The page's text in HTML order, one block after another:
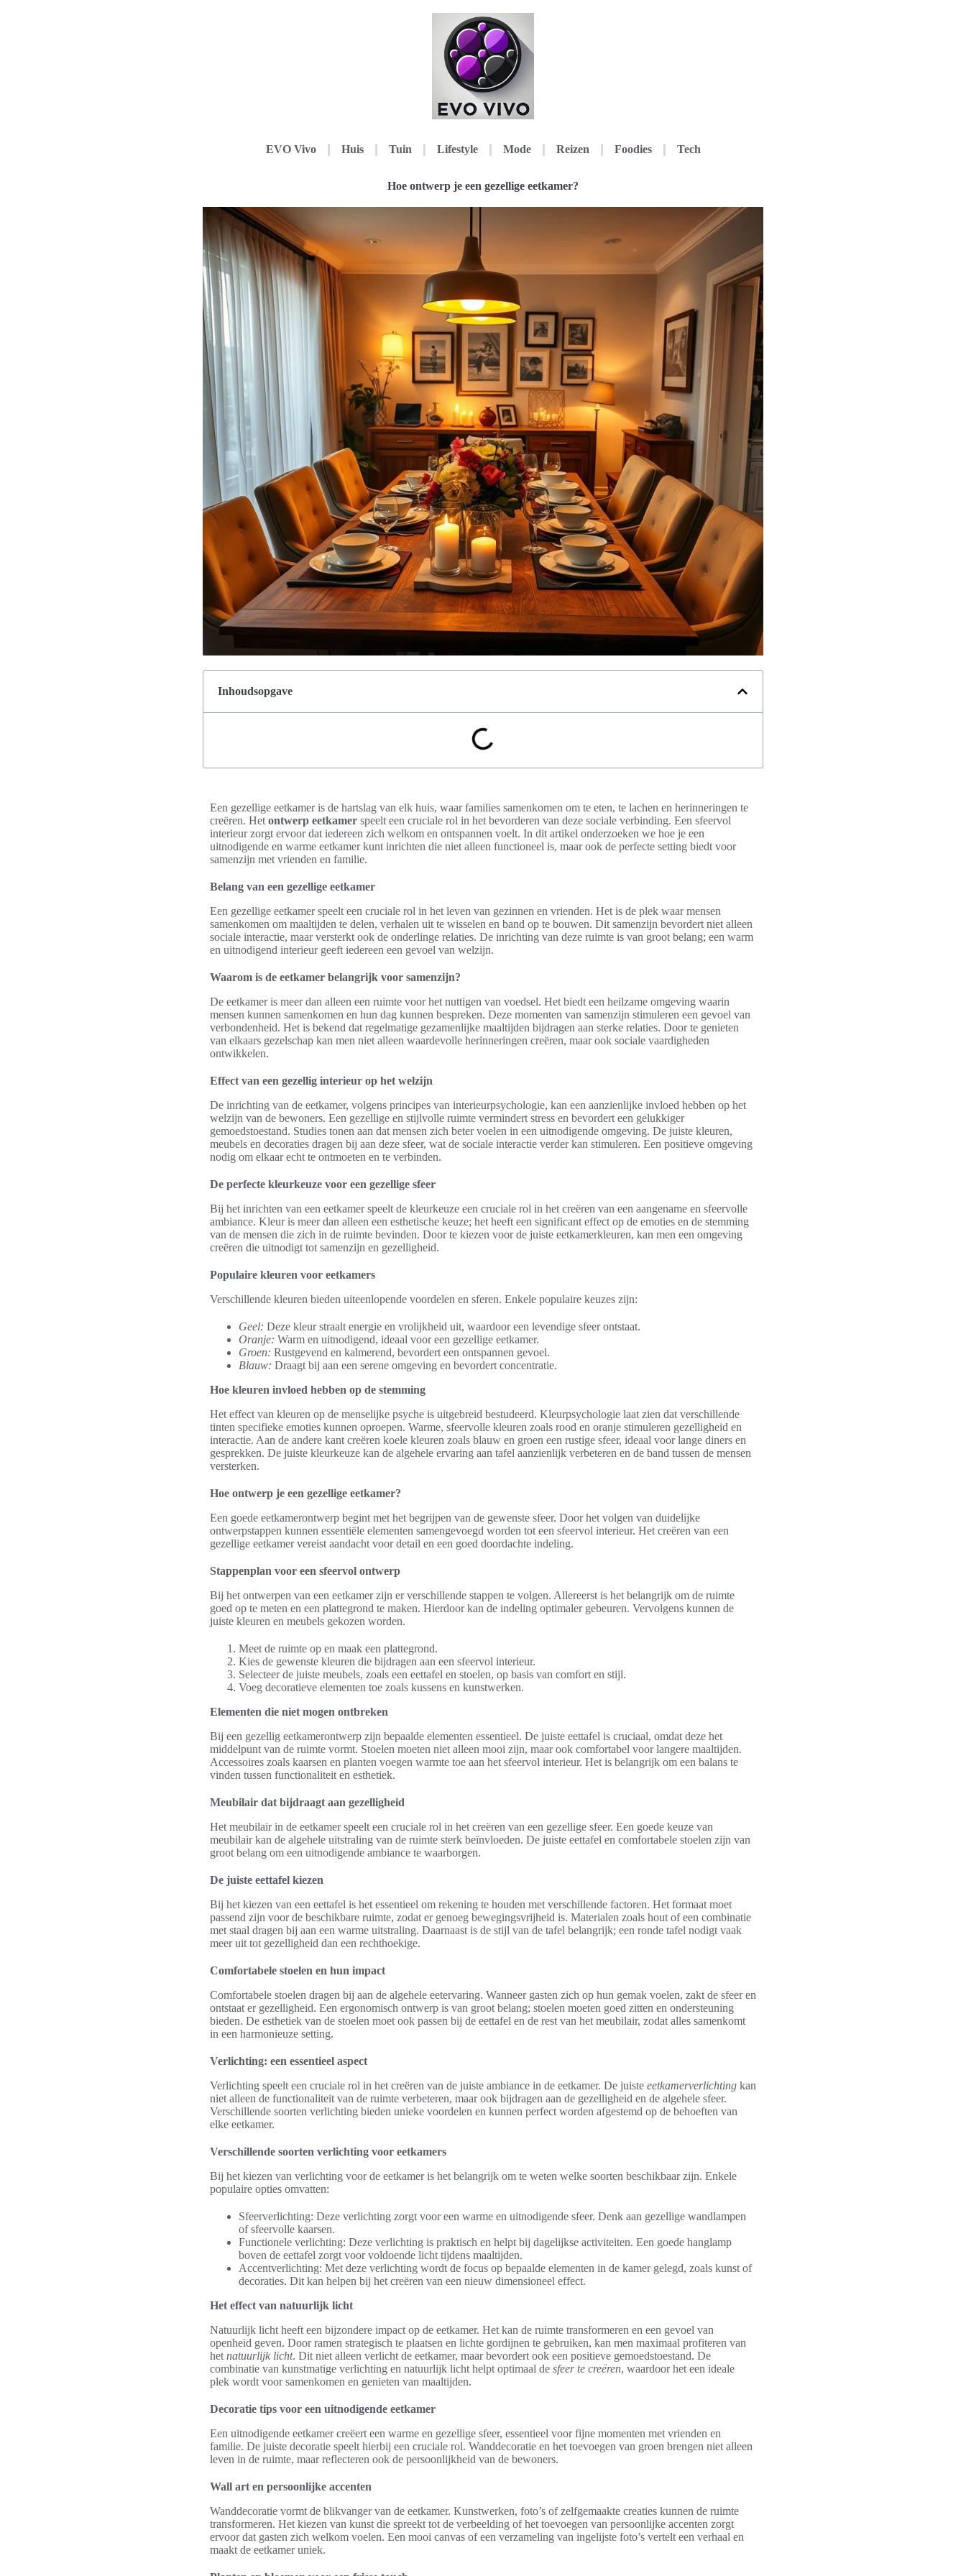
EVO Vivo Huis Tuin Lifestyle Mode Reizen Foodies Tech
Hoe ontwerp je een gezellige eetkamer?
Inhoudsopgave
Een gezellige eetkamer is de hartslag van elk huis, waar families samenkomen om te eten, te lachen en herinneringen te
creëren. Hetontwerp eetkamer speelt een cruciale rol in het bevorderen van deze sociale verbinding. Een sfeervol
interieur zorgt ervoor dat iedereen zich welkom en ontspannen voelt. In dit artikel onderzoeken we hoe je een
uitnodigende en warme eetkamer kunt inrichten die niet alleen functioneel is, maar ook de perfecte setting biedt voor
samenzijn met vrienden en familie.
Belang van een gezellige eetkamer
Een gezellige eetkamer speelt een cruciale rol in het leven van gezinnen en vrienden. Het is de plek waar mensen
samenkomen om maaltijden te delen, verhalen uit te wisselen en band op te bouwen. Dit samenzijn bevordert niet alleen
sociale interactie, maar versterkt ook de onderlinge relaties. De inrichting van deze ruimte is van groot belang; een warm
en uitnodigend interieur geeft iedereen een gevoel van welzijn.
Waarom is de eetkamer belangrijk voor samenzijn?
De eetkamer is meer dan alleen een ruimte voor het nuttigen van voedsel. Het biedt een heilzame omgeving waarin
mensen kunnen samenkomen en hun dag kunnen bespreken. Deze momenten van samenzijn stimuleren een gevoel van
verbondenheid. Het is bekend dat regelmatige gezamenlijke maaltijden bijdragen aan sterke relaties. Door te genieten
van elkaars gezelschap kan men niet alleen waardevolle herinneringen creëren, maar ook sociale vaardigheden
ontwikkelen.
Effect van een gezellig interieur op het welzijn
De inrichting van de eetkamer, volgens principes van interieurpsychologie, kan een aanzienlijke invloed hebben op het
welzijn van de bewoners. Een gezellige en stijlvolle ruimte vermindert stress en bevordert een gelukkiger
gemoedstoestand. Studies tonen aan dat mensen zich beter voelen in een uitnodigende omgeving. De juiste kleuren,
meubels en decoraties dragen bij aan deze sfeer, wat de sociale interactie verder kan stimuleren. Een positieve omgeving
nodig om elkaar echt te ontmoeten en te verbinden.
De perfecte kleurkeuze voor een gezellige sfeer
Bij het inrichten van een eetkamer speelt de kleurkeuze een cruciale rol in het creëren van een aangename en sfeervolle
ambiance. Kleur is meer dan alleen een esthetische keuze; het heeft een significant effect op de emoties en de stemming
van de mensen die zich in de ruimte bevinden. Door te kiezen voor de juiste eetkamerkleuren, kan men een omgeving
creëren die uitnodigt tot samenzijn en gezelligheid.
Populaire kleuren voor eetkamers
Verschillende kleuren bieden uiteenlopende voordelen en sferen. Enkele populaire keuzes zijn:
Geel: Deze kleur straalt energie en vrolijkheid uit, waardoor een levendige sfeer ontstaat.
Oranje: Warm en uitnodigend, ideaal voor een gezellige eetkamer.
Groen: Rustgevend en kalmerend, bevordert een ontspannen gevoel.
Blauw: Draagt bij aan een serene omgeving en bevordert concentratie.
Hoe kleuren invloed hebben op de stemming
Het effect van kleuren op de menselijke psyche is uitgebreid bestudeerd. Kleurpsychologie laat zien dat verschillende
tinten specifieke emoties kunnen oproepen. Warme, sfeervolle kleuren zoals rood en oranje stimuleren gezelligheid en
interactie. Aan de andere kant creëren koele kleuren zoals blauw en groen een rustige sfeer, ideaal voor lange diners en
gesprekken. De juiste kleurkeuze kan de algehele ervaring aan tafel aanzienlijk verbeteren en de band tussen de mensen
versterken.
Hoe ontwerp je een gezellige eetkamer?
Een goede eetkamerontwerp begint met het begrijpen van de gewenste sfeer. Door het volgen van duidelijke
ontwerpstappen kunnen essentiële elementen samengevoegd worden tot een sfeervol interieur. Het creëren van een
gezellige eetkamer vereist aandacht voor detail en een goed doordachte indeling.
Stappenplan voor een sfeervol ontwerp
Bij het ontwerpen van een eetkamer zijn er verschillende stappen te volgen. Allereerst is het belangrijk om de ruimte
goed op te meten en een plattegrond te maken. Hierdoor kan de indeling optimaler gebeuren. Vervolgens kunnen de
juiste kleuren en meubels gekozen worden.
Meet de ruimte op en maak een plattegrond.
Kies de gewenste kleuren die bijdragen aan een sfeervol interieur.
Selecteer de juiste meubels, zoals een eettafel en stoelen, op basis van comfort en stijl.
Voeg decoratieve elementen toe zoals kussens en kunstwerken.
Elementen die niet mogen ontbreken
Bij een gezellig eetkamerontwerp zijn bepaalde elementen essentieel. De juiste eettafel is cruciaal, omdat deze het
middelpunt van de ruimte vormt. Stoelen moeten niet alleen mooi zijn, maar ook comfortabel voor langere maaltijden.
Accessoires zoals kaarsen en planten voegen warmte toe aan het sfeervol interieur. Het is belangrijk om een balans te
vinden tussen functionaliteit en esthetiek.
Meubilair dat bijdraagt aan gezelligheid
Het meubilair in de eetkamer speelt een cruciale rol in het creëren van een gezellige sfeer. Een goede keuze van
meubilair kan de algehele uitstraling van de ruimte sterk beïnvloeden. De juiste eettafel en comfortabele stoelen zijn van
groot belang om een uitnodigende ambiance te waarborgen.
De juiste eettafel kiezen
Bij het kiezen van een eettafel is het essentieel om rekening te houden met verschillende factoren. Het formaat moet
passend zijn voor de beschikbare ruimte, zodat er genoeg bewegingsvrijheid is. Materialen zoals hout of een combinatie
met staal dragen bij aan een warme uitstraling. Daarnaast is de stijl van de tafel belangrijk; een ronde tafel nodigt vaak
meer uit tot gezelligheid dan een rechthoekige.
Comfortabele stoelen en hun impact
Comfortabele stoelen dragen bij aan de algehele eetervaring. Wanneer gasten zich op hun gemak voelen, zakt de sfeer en
ontstaat er gezelligheid. Een ergonomisch ontwerp is van groot belang; stoelen moeten goed zitten en ondersteuning
bieden. De esthetiek van de stoelen moet ook passen bij de eettafel en de rest van het meubilair, zodat alles samenkomt
in een harmonieuze setting.
Verlichting: een essentieel aspect
Verlichting speelt een cruciale rol in het creëren van de juiste ambiance in de eetkamer. De juiste eetkamerverlichting kan
niet alleen de functionaliteit van de ruimte verbeteren, maar ook bijdragen aan de gezelligheid en de algehele sfeer.
Verschillende soorten verlichting bieden unieke voordelen en kunnen perfect worden afgestemd op de behoeften van
elke eetkamer.
Verschillende soorten verlichting voor eetkamers
Bij het kiezen van verlichting voor de eetkamer is het belangrijk om te weten welke soorten beschikbaar zijn. Enkele
populaire opties omvatten:
Sfeerverlichting: Deze verlichting zorgt voor een warme en uitnodigende sfeer. Denk aan gezellige wandlampen
of sfeervolle kaarsen.
Functionele verlichting: Deze verlichting is praktisch en helpt bij dagelijkse activiteiten. Een goede hanglamp
boven de eettafel zorgt voor voldoende licht tijdens maaltijden.
Accentverlichting: Met deze verlichting wordt de focus op bepaalde elementen in de kamer gelegd, zoals kunst of
decoraties. Dit kan helpen bij het creëren van een nieuw dimensioneel effect.
Het effect van natuurlijk licht
Natuurlijk licht heeft een bijzondere impact op de eetkamer. Het kan de ruimte transformeren en een gevoel van
openheid geven. Door ramen strategisch te plaatsen en lichte gordijnen te gebruiken, kan men maximaal profiteren van
hetnatuurlijk licht. Dit niet alleen verlicht de eetkamer, maar bevordert ook een positieve gemoedstoestand. De
combinatie van kunstmatige verlichting en natuurlijk licht helpt optimaal de sfeer te creëren, waardoor het een ideale
plek wordt voor samenkomen en genieten van maaltijden.
Decoratie tips voor een uitnodigende eetkamer
Een uitnodigende eetkamer creëert een warme en gezellige sfeer, essentieel voor fijne momenten met vrienden en
familie. De juiste decoratie speelt hierbij een cruciale rol. Wanddecoratie en het toevoegen van groen brengen niet alleen
leven in de ruimte, maar reflecteren ook de persoonlijkheid van de bewoners.
Wall art en persoonlijke accenten
Wanddecoratie vormt de blikvanger van de eetkamer. Kunstwerken, foto’s of zelfgemaakte creaties kunnen de ruimte
transformeren. Het kiezen van kunst die spreekt tot de verbeelding of het toevoegen van persoonlijke accenten zorgt
ervoor dat gasten zich welkom voelen. Een mooi canvas of een verzameling van ingelijste foto’s vertelt een verhaal en
maakt de eetkamer uniek.